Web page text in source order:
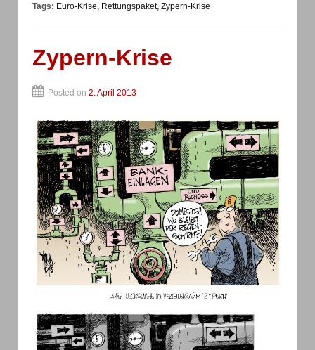
Tags: Euro-Krise, Rettungspaket, Zypern-Krise
Zypern-Krise
Posted on 2. April 2013